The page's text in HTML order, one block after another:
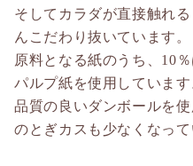
そしてカラダが直接触れ
んこだわり抜いています。
原料となる紙のうち、10
パルプ紙を使用しています
品質の良いダンボールを
のとぎカスも少なくなって